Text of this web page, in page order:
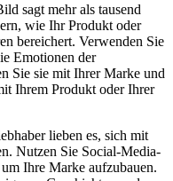
sagt mehr als tausend
wie​ Ihr Produkt oder
bereichert. Verwenden Sie
Emotionen ⁤der
​Sie sie mit Ihrer Marke und
⁤Ihrem Produkt oder Ihrer
lieben‍ es,⁢ sich mit
Nutzen Sie Social-Media-
Ihre ⁢Marke aufzubauen.